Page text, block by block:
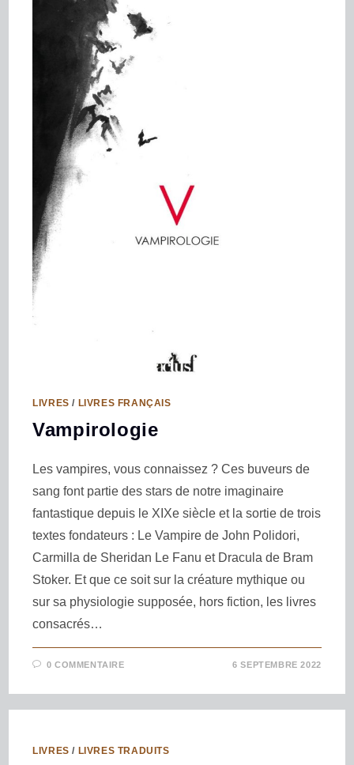
LIVRES / LIVRES FRANÇAIS
Vampirologie
Les vampires, vous connaissez ? Ces buveurs de
sang font partie des stars de notre imaginaire
fantastique depuis le XIXe siècle et la sortie de trois
textes fondateurs : Le Vampire de John Polidori,
Carmilla de Sheridan Le Fanu et Dracula de Bram
Stoker. Et que ce soit sur la créature mythique ou
sur sa physiologie supposée, hors fiction, les livres
consacrés…
0 COMMENTAIRE 6 SEPTEMBRE 2022
LIVRES / LIVRES TRADUITS